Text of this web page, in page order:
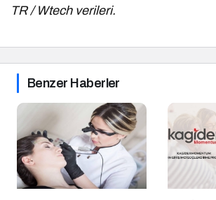
TR / Wtech verileri.
Benzer Haberler